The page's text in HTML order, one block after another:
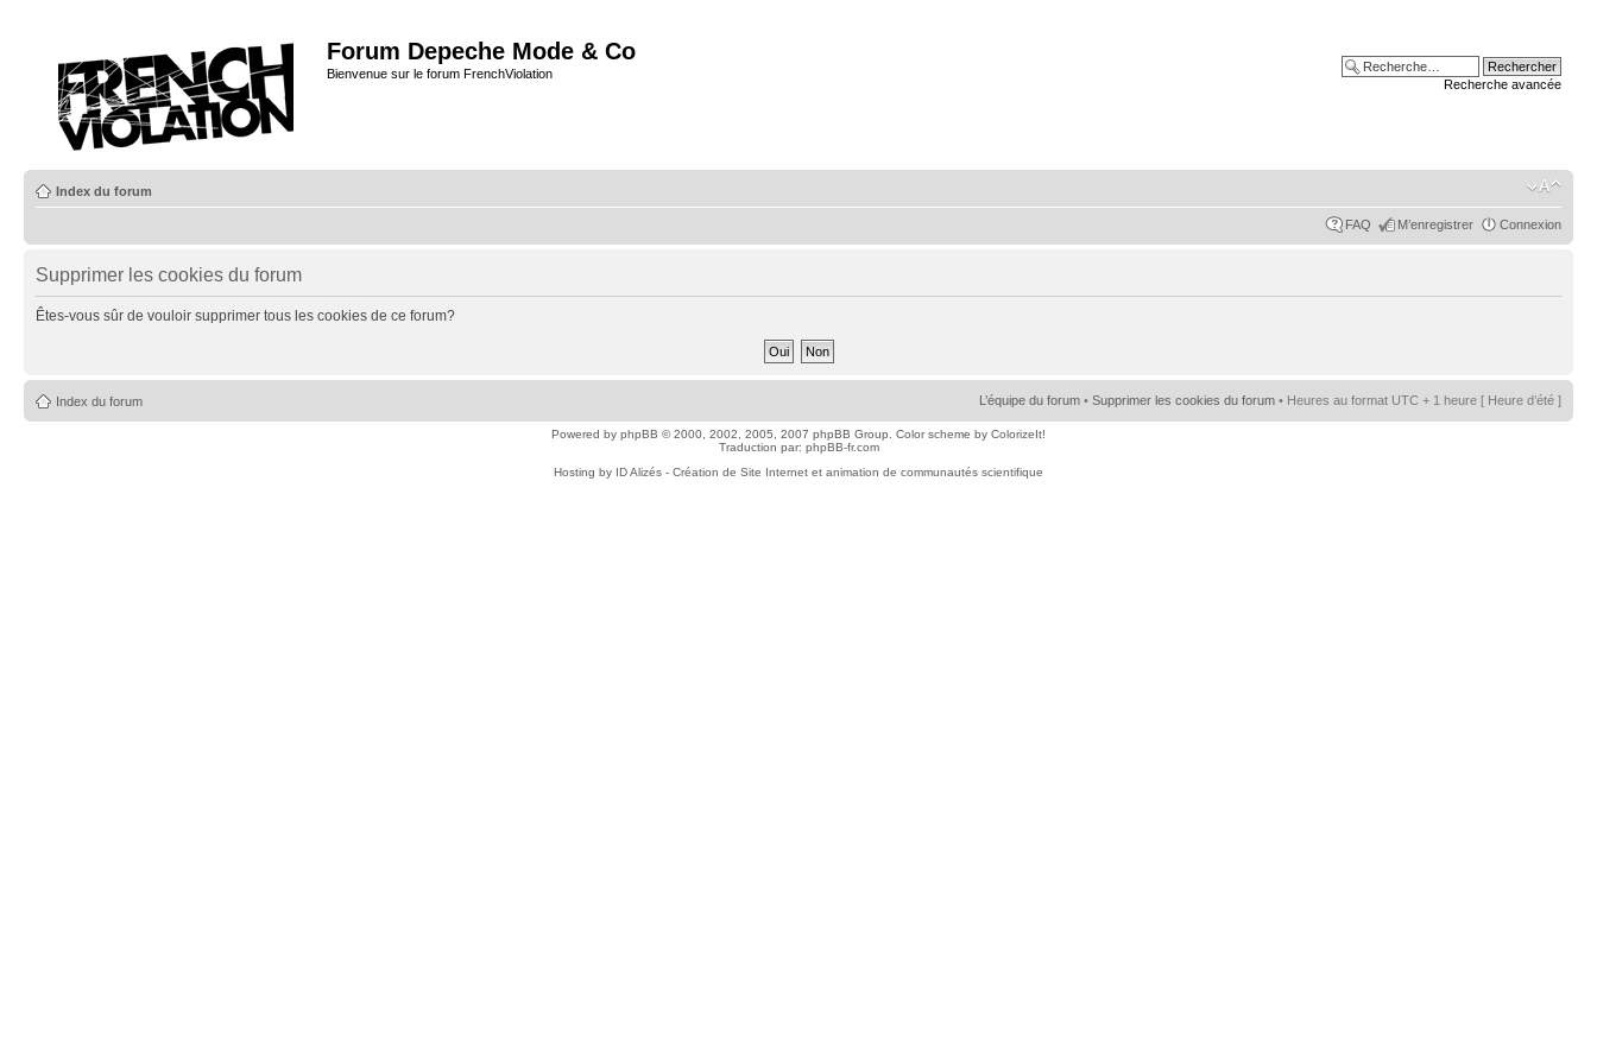
Forum Depeche Mode & Co
Bienvenue sur le forum FrenchViolation
Recherche avancée
Index du forum
FAQ M’enregistrer Connexion
Supprimer les cookies du forum
Êtes-vous sûr de vouloir supprimer tous les cookies de ce forum?
Index du forum L’équipe du forum • Supprimer les cookies du forum • Heures au format UTC + 1 heure [ Heure d’été ]
Powered by phpBB © 2000, 2002, 2005, 2007 phpBB Group. Color scheme by ColorizeIt!
Traduction par: phpBB-fr.com
Hosting by ID Alizés - Création de Site Internet et animation de communautés scientifique